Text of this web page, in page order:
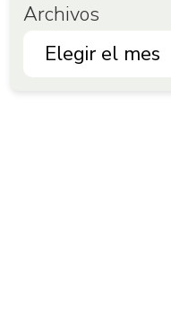
Archivos